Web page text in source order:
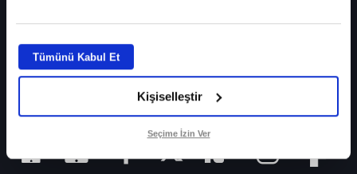
Tümünü Kabul Et
Kişiselleştir
Seçime İzin Ver
Fenerbahçe’de sürpriz ayrılık ihtimali! Devre arasında gelmişti
Fenerbahçe’nin yeni transferi Mason Greenwood için olay sözler!
Galatasaray’da rota yeniden Thiago Almada!